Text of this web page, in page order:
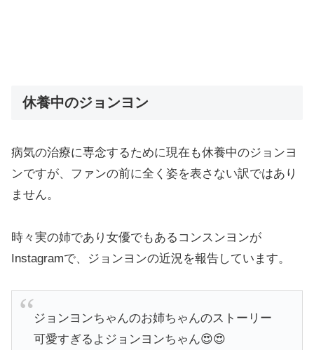
休養中のジョンヨン
病気の治療に専念するために現在も休養中のジョンヨ
ンですが、ファンの前に全く姿を表さない訳ではあり
ません。
時々実の姉であり女優でもあるコンスンヨンが
Instagramで、ジョンヨンの近況を報告しています。
ジョンヨンちゃんのお姉ちゃんのストーリー
可愛すぎるよジョンヨンちゃん😍😍